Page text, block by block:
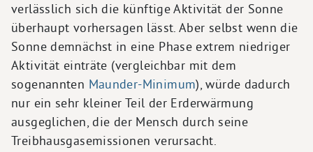
verlässlich sich die künftige Aktivität der Sonne
überhaupt vorhersagen lässt. Aber selbst wenn die
Sonne demnächst in eine Phase extrem niedriger
Aktivität einträte (vergleichbar mit dem
sogenannten Maunder-Minimum), würde dadurch
nur ein sehr kleiner Teil der Erderwärmung
ausgeglichen, die der Mensch durch seine
Treibhausgasemissionen verursacht.